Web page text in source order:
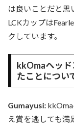
は良いことだと思
LCKカップは
クしています。
kkOmaヘッ
たことについ
Gumayusi:
え賞を逃しても満